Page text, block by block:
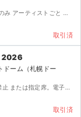
[詳細] アリーナ ブロック 〜 列 〜 番 /席/ケン/利のみ アーティストごと または...
取引済
2026
ーム（札幌ドー
[詳細] スーパービューシート 着席指定・立ち見禁止 または指定席。電子チケットの為、未定です。 ...
取引済